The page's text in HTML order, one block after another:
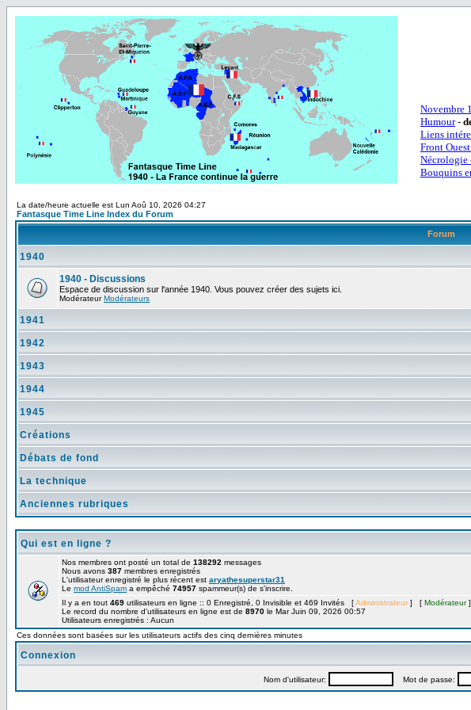
La date/heure actuelle est Lun Aoû 10, 2026 04:27
Fantasque Time Line Index du Forum
Forum
1940
1940 - Discussions
Espace de discussion sur l'année 1940. Vous pouvez créer des sujets ici.
ModérateurModérateurs
1941
1942
1943
1944
1945
Créations
Débats de fond
La technique
Anciennes rubriques
Qui est en ligne ?
Nos membres ont posté un total de 138292 messages
Nous avons 387 membres enregistrés
L'utilisateur enregistré le plus récent est aryathesuperstar31
Le mod AntiSpam a empêché 74957 spammeur(s) de s'inscrire.
Il y a en tout 469 utilisateurs en ligne :: 0 Enregistré, 0 Invisible et 469 Invités [Administrateur ] [ Modérateur]
Le record du nombre d'utilisateurs en ligne est de 8970 le Mar Juin 09, 2026 00:57
Utilisateurs enregistrés : Aucun
Ces données sont basées sur les utilisateurs actifs des cinq dernières minutes
Connexion
Nom d'utilisateur: Mot de passe: